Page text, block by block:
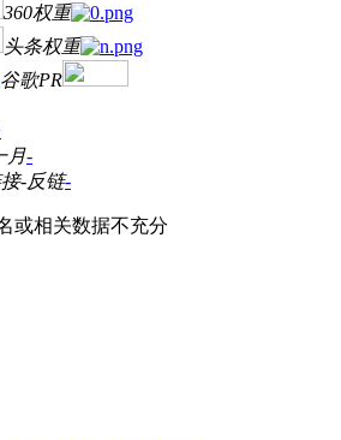
360权重
头条权重
谷歌PR
月-
-反链-
或相关数据不充分